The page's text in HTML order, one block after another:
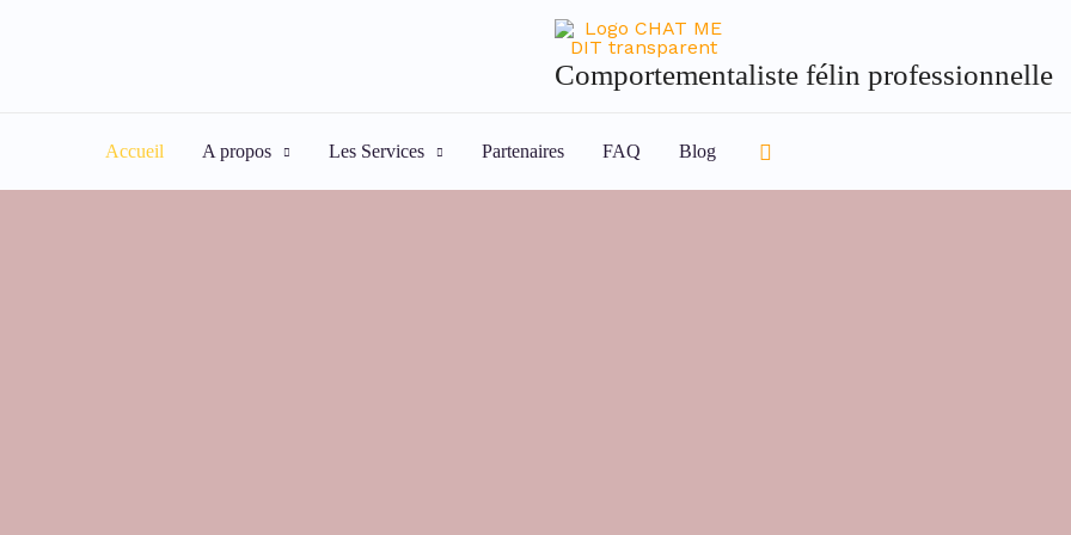
Comportementaliste félin professionnelle
Accueil A propos Les Services Partenaires FAQ Blog Rechercher